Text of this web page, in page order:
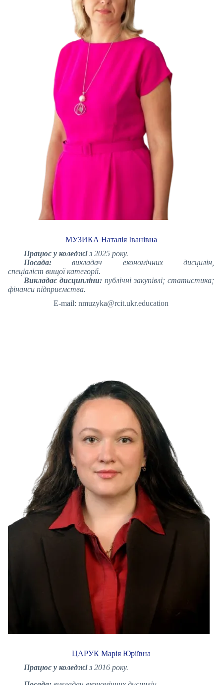
МУЗИКА Наталія Іванівна
Працює у коледжіз 2025 року.
Посада: викладач економічних дисцилін,
спеціаліст вищої категорії.
Викладає дисципліни: публічні закупівлі; статистика;
фінанси підприємства.
E-mail: nmuzyka@rcit.ukr.education
ЦАРУК Марія Юріївна
Працює у коледжіз 2016 року.